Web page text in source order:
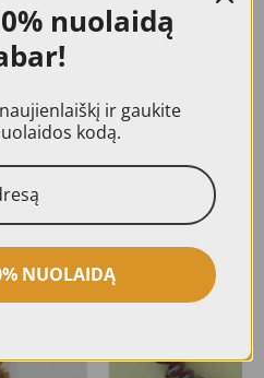
nuolaidą
ir gaukite
kodą.
NUOLAIDĄ